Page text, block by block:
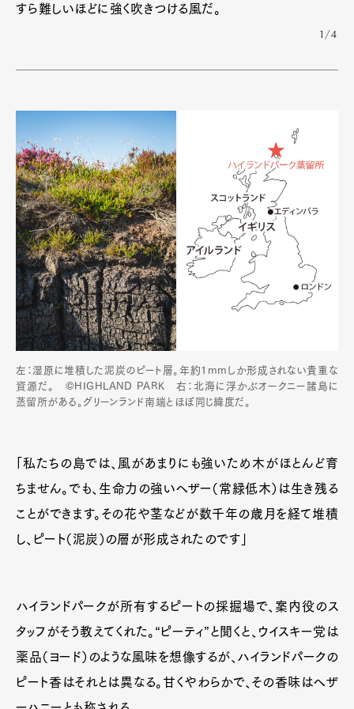
Official Columnist
Contact
Pen Meet
Pen international Pen tw
すら難しいほどに強く吹きつける風だ。
1/4
左：湿原に堆積した泥炭のピート層。年約1mmしか形成されない貴重な
資源だ。 ©HIGHLAND PARK 右：北海に浮かぶオークニー諸島に
蒸留所がある。グリーンランド南端とほぼ同じ緯度だ。
「私たちの島では、風があまりにも強いため木がほとんど育
ちません。でも、生命力の強いヘザー（常緑低木）は生き残る
ことができます。その花や茎などが数千年の歳月を経て堆積
し、ピート（泥炭）の層が形成されたのです」
ハイランドパークが所有するピートの採掘場で、案内役のス
タッフがそう教えてくれた。“ピーティ”と聞くと、ウイスキー党は
薬品（ヨード）のような風味を想像するが、ハイランドパークの
ピート香はそれとは異なる。甘くやわらかで、その香味はヘザ